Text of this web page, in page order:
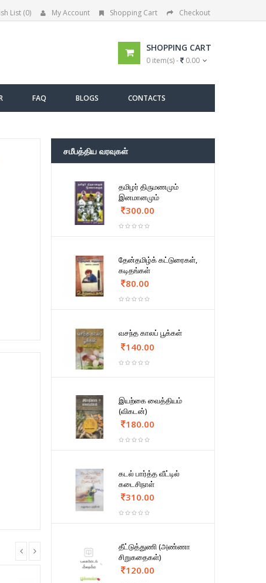
List (0) My Account Shopping Cart Checkout
SHOPPING CART
0 item(s) - 0.00
FAQ BLOGS CONTACTS
சமீபத்திய வரவுகள்
தமிழர் திருமணமும்
இனமானமும்
300.00
தேன்தமிழ்க் கட்டுரைகள்,
கடிதங்கள்
80.00
வசந்த காலப் பூக்கள்
140.00
இயற்கை வைத்தியம்
(விகடன்)
180.00
கடல் பார்த்த வீட்டில்
கடைசிநாள்
310.00
தீட்டுத்துணி (அண்ணா
சிறுகதைகள்)
120.00